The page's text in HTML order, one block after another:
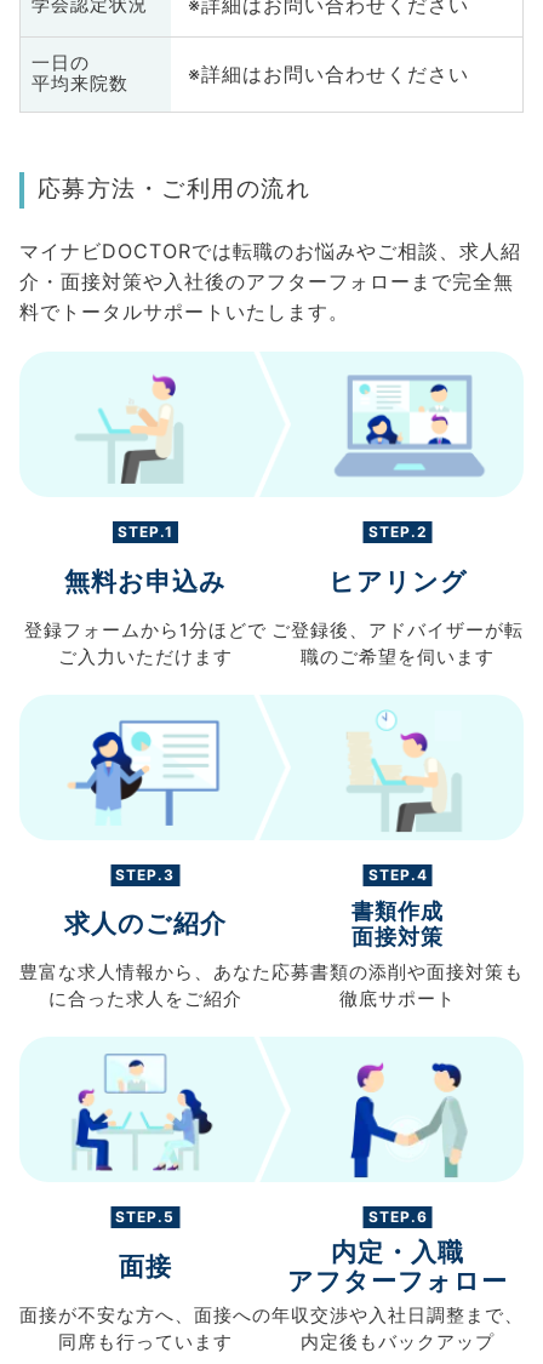
学会認定状況 ※詳細はお問い合わせください
一日の
平均来院数
※詳細はお問い合わせください
応募方法・ご利用の流れ
マイナビDOCTORでは転職のお悩みやご相談、求人紹
介・面接対策や入社後のアフターフォローまで完全無
料でトータルサポートいたします。
STEP.1
無料お申込み
登録フォームから 1分ほどで
ご入力 いただけます
STEP.2
ヒアリング
ご登録後、 アドバイザーが転
職のご希望を伺います
STEP.3
求人のご紹介
豊富な求人情報から、 あなた
に合った求人を ご紹介
STEP.4
書類作成
面接対策
応募書類の添削や面接対策も
徹底サポート
STEP.5
面接
面接が不安な方へ、 面接への
同席も行っています
STEP.6
内定・入職
アフターフォロー
年収交渉や入社日調整まで、
内定後もバックアップ